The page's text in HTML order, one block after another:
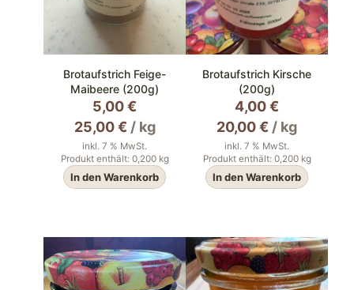
Brotaufstrich Feige-
Maibeere (200g)
5,00€
25,00€ / kg
inkl. 7 % MwSt.
Produkt enthält: 0,200 kg
In den Warenkorb
Brotaufstrich Kirsche
(200g)
4,00€
20,00€ / kg
inkl. 7 % MwSt.
Produkt enthält: 0,200 kg
In den Warenkorb